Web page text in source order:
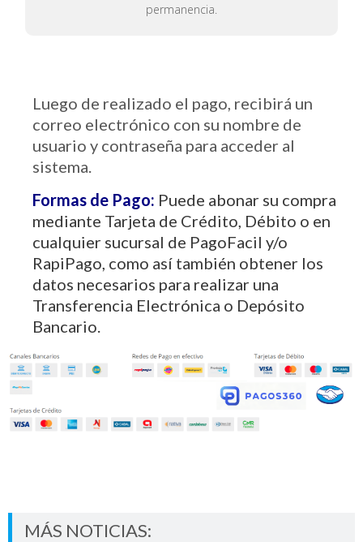
permanencia.
Luego de realizado el pago, recibirá un
correo electrónico con su nombre de
usuario y contraseña para acceder al
sistema.
Formas de Pago: Puede abonar su compra
mediante Tarjeta de Crédito, Débito o en
cualquier sucursal de PagoFacil y/o
RapiPago, como así también obtener los
datos necesarios para realizar una
Transferencia Electrónica o Depósito
Bancario.
MÁS NOTICIAS: